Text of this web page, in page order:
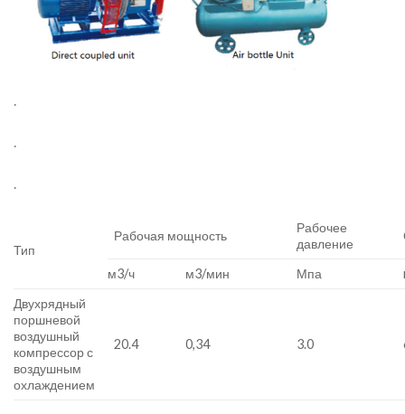
.
.
.
Тип
Рабочая мощность
Рабочее
давление
м3/ч м3/мин Мпа
Двухрядный
поршневой
воздушный
компрессор с
воздушным
охлаждением
20.4 0,34 3.0